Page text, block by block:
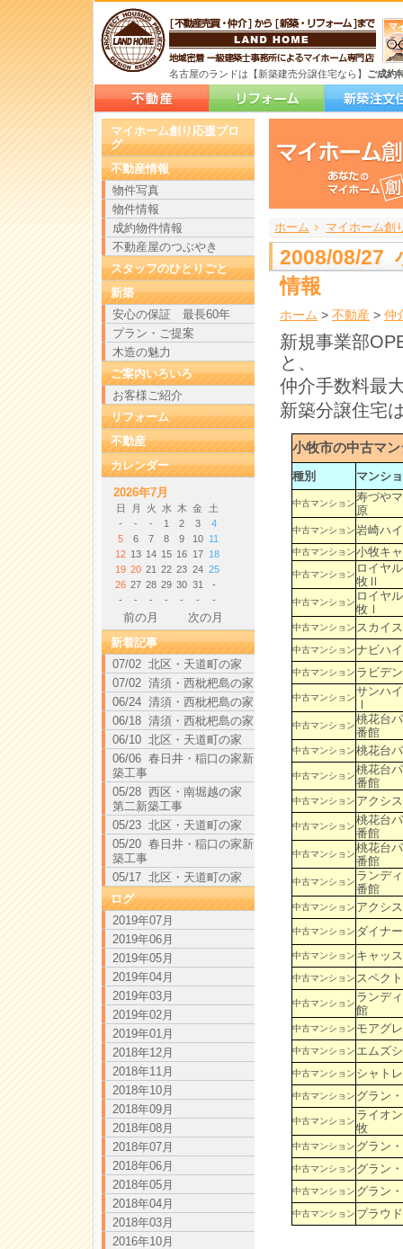
名古屋のランドは【新築建売分譲住宅なら】 ご成約
ホーム
> マイホーム創
>
>
2008/08/27
情報
ホーム > 不動産 > 仲
新規事業部
と、
仲介手数料最
新築分譲住宅
小牧市の中古マ
種別 マンシ
中古マンション寿づや
原
中古マンション岩崎ハ
中古マンション小牧キ
中古マンション ロイヤ
牧Ⅱ
中古マンション ロイヤ
牧Ⅰ
中古マンション スカイ
中古マンションナビハ
中古マンション ラビデ
中古マンションサンハ
Ⅰ
中古マンション桃花台
番館
中古マンション桃花台
中古マンション桃花台
番館
中古マンション アクシ
中古マンション桃花台
番館
中古マンション桃花台
番館
中古マンション ランデ
番館
中古マンション アクシ
中古マンション ダイナ
中古マンション キャッ
中古マンション スペク
中古マンション ランデ
館
中古マンション モアグ
中古マンション エムズ
中古マンション シャト
中古マンション グラン
中古マンション ライオ
牧
中古マンション グラン
中古マンション グラン
中古マンション グラン
中古マンション プラウ
マイホーム創り応援ブロ
グ
不動産情報
物件写真
物件情報
成約物件情報
不動産屋のつぶやき
スタッフのひとりごと
新築
安心の保証 最長60年
プラン・ご提案
木造の魅力
ご案内いろいろ
お客様ご紹介
リフォーム
不動産
カレンダー
2026年7月
日 月 火 水 木 金
土
-
- - 1 2 3
4
5
6 7 8 9 10
11
12 13 14 15 16 17
18
19 20 21 22 23 24 25
26 27 28 29 30 31
-
-
- - - - - -
前の月
次の月
新着記事
07/02 北区・天道町の家
07/02 清須・西枇杷島の家
06/24 清須・西枇杷島の家
06/18 清須・西枇杷島の家
06/10 北区・天道町の家
06/06 春日井・稲口の家新
築工事
05/28 西区・南堀越の家
第二新築工事
05/23 北区・天道町の家
05/20 春日井・稲口の家新
築工事
05/17 北区・天道町の家
ログ
2019年07月
2019年06月
2019年05月
2019年04月
2019年03月
2019年02月
2019年01月
2018年12月
2018年11月
2018年10月
2018年09月
2018年08月
2018年07月
2018年06月
2018年05月
2018年04月
2018年03月
2016年10月